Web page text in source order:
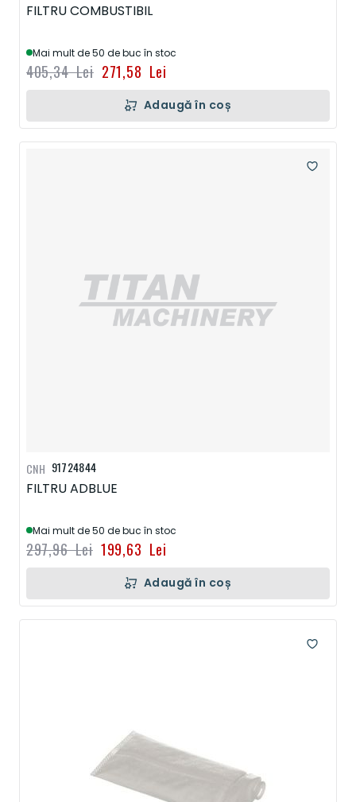
FILTRU COMBUSTIBIL
Mai mult de 50 de buc în stoc
271,58 Lei
405,34 Lei
Adaugă în coș
91724844
FILTRU ADBLUE
Mai mult de 50 de buc în stoc
199,63 Lei
297,96 Lei
CNH
Adaugă în coș